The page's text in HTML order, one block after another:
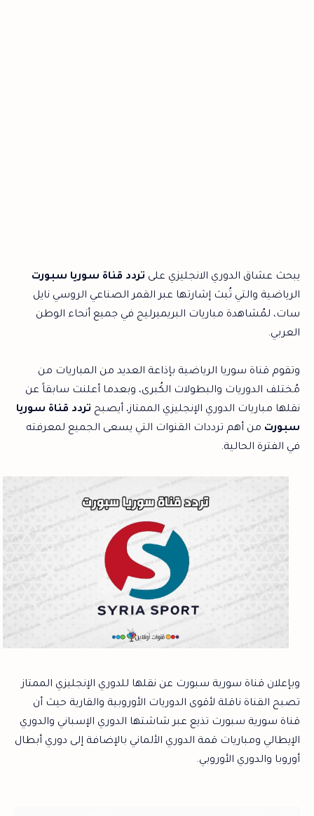
يبحث عشاق الدوري الانجليزي علىتردد قناة سوريا سبورت
الرياضية والتي تُبث إشارتها عبر القمر الصناعي الروسي نايل
سات، لمُشاهدة مباريات البريميرليج في جميع أنحاء الوطن
العربي.
وتقوم قناة سوريا الرياضية بإذاعة العديد من المباريات من
مُختلف الدوريات والبطولات الكُبرى، وبعدما أعلنت سابقاً عن
نقلها مباريات الدوري الإنجليزي الممتاز، أيصبحتردد قناة سوريا
سبورتمن أهم ترددات القنوات التي يسعى الجميع لمعرفته
في الفترة الحالية.
وبإعلان قناة سورية سبورت عن نقلها للدوري الإنجليزي الممتاز
تصبح القناة ناقلة لأقوى الدوريات الأوروبية والقارية حيث أن
قناة سورية سبورت تذيع عبر شاشتها الدوري الإسباني والدوري
الإيطالي ومباريات قمة الدوري الألماني بالإضافة إلى دوري أبطال
أوروبا والدوري الأوروبي.